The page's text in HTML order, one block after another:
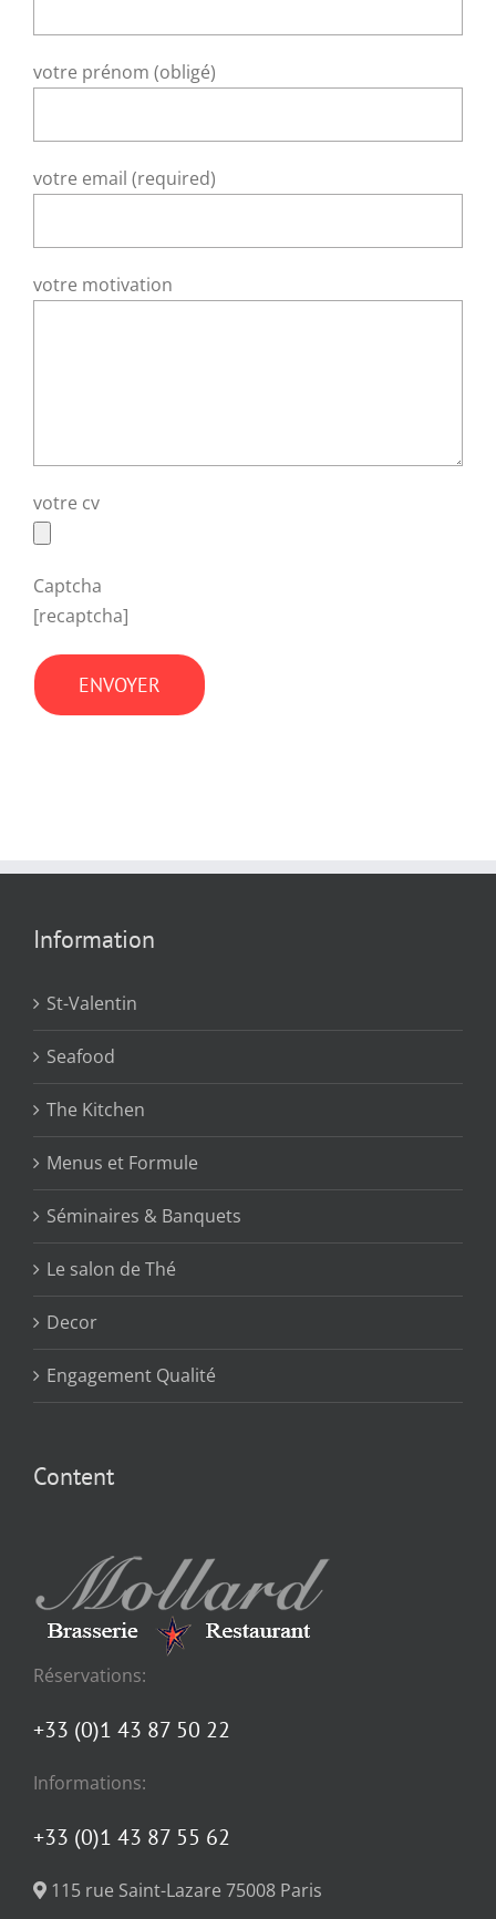
votre prénom (obligé)
votre email (required)
votre motivation
votre cv
Captcha
[recaptcha]
Information
St-Valentin
Seafood
The Kitchen
Menus et Formule
Séminaires & Banquets
Le salon de Thé
Decor
Engagement Qualité
Content
Réservations:
+33 (0)1 43 87 50 22
Informations:
+33 (0)1 43 87 55 62
115 rue Saint-Lazare 75008 Paris